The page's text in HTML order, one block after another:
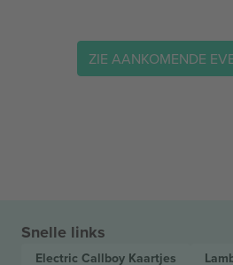
ZIE AANKOMENDE
Snelle links
Electric Callboy Kaartjes